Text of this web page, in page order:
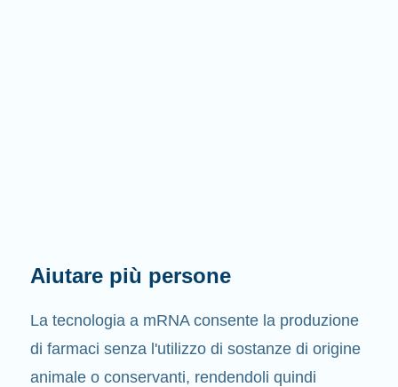
Aiutare più persone
La tecnologia a mRNA consente la produzione
di farmaci senza l'utilizzo di sostanze di origine
animale o conservanti, rendendoli quindi